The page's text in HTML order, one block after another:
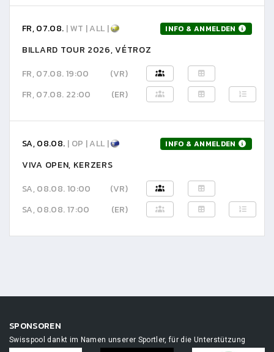
FR, 07.08. | WT | ALL | INFO & ANMELDEN
BILLARD TOUR 2026, VÉTROZ
FR, 07.08. 19:00
(VR)
FR, 07.08. 22:00
(ER)
SA, 08.08. | OP | ALL | INFO & ANMELDEN
VIVA OPEN, KERZERS
SA, 08.08. 10:00
(VR)
SA, 08.08. 17:00
(ER)
SPONSOREN
Swisspool dankt im Namen unserer Sportler, für die Unterstützung